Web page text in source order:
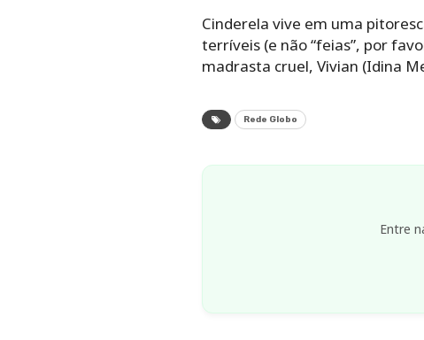
Cinderela vive em uma
terríveis (e não “feias”, por
madrasta cruel, Vivian (Idina
Rede Globo
Entre